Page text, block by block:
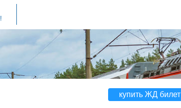
купить ЖД билет